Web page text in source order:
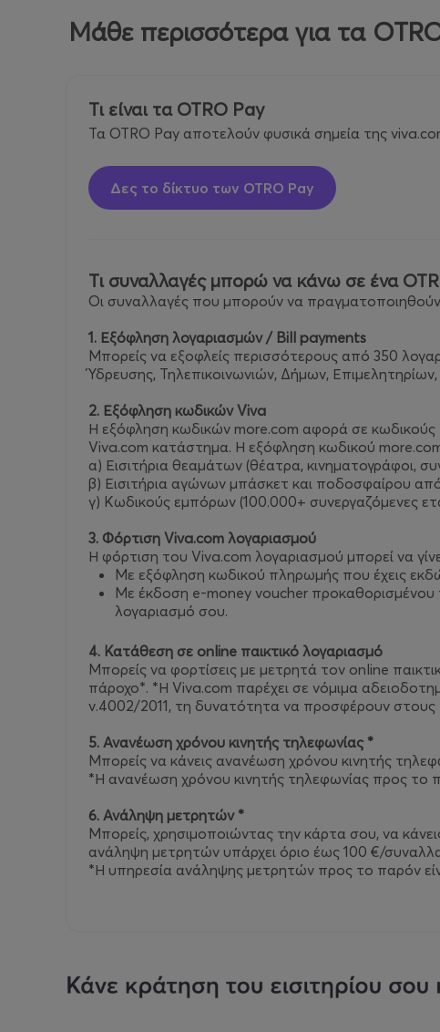
Μάθε περισσότερα για τα
Τι είναι τα OTRO Pay
Τα OTRO Pay αποτελούν φυσικά σημεία της
Δες το δίκτυο των OTRO Pay
Τι συναλλαγές μπορώ να κάνω σε ένα
Οι συναλλαγές που μπορούν να πραγματοποιηθούν
1. Εξόφληση λογαριασμών / Bill payments
Μπορείς να εξοφλείς περισσότερους από 350
Ύδρευσης, Τηλεπικοινωνιών, Δήμων,
2. Εξόφληση κωδικών Viva
Η εξόφληση κωδικών more.com αφορά σε
Viva.com κατάστημα. Η εξόφληση κωδικού
α) Εισιτήρια θεαμάτων (θέατρα, κινηματογράφοι,
β) Εισιτήρια αγώνων μπάσκετ και ποδοσφαίρου
γ) Κωδικούς εμπόρων (100.000+ συνεργαζόμενες
3. Φόρτιση Viva.com λογαριασμού
Η φόρτιση του Viva.com λογαριασμού μπορεί να
Mε εξόφληση κωδικού πληρωμής που έχεις
Mε έκδοση e-money voucher προκαθορισμένου
λογαριασμό σου.
4. Κατάθεση σε online παικτικό λογαριασμό
Μπορείς να φορτίσεις με μετρητά τον online
πάροχο*. *Η Viva.com παρέχει σε νόμιμα
ν.4002/2011, τη δυνατότητα να προσφέρουν στους
5. Ανανέωση χρόνου κινητής τηλεφωνίας *
Μπορείς να κάνεις ανανέωση χρόνου κινητής
*Η ανανέωση χρόνου κινητής τηλεφωνίας προς
6. Ανάληψη μετρητών *
Μπορείς, χρησιμοποιώντας την κάρτα σου, να
ανάληψη μετρητών υπάρχει όριο έως 100 €/
*Η υπηρεσία ανάληψης μετρητών προς το παρόν